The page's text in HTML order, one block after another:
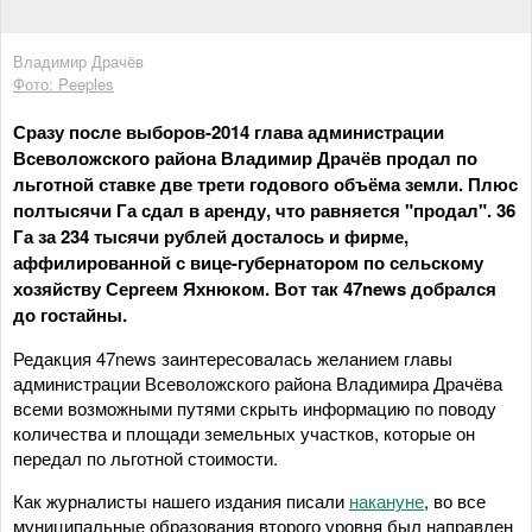
Владимир Драчёв
Фото: Peeples
Сразу после выборов-2014 глава администрации
Всеволожского района Владимир Драчёв продал по
льготной ставке две трети годового объёма земли. Плюс
полтысячи Га сдал в аренду, что равняется "продал". 36
Га за 234 тысячи рублей досталось и фирме,
аффилированной с вице-губернатором по сельскому
хозяйству Сергеем Яхнюком. Вот так 47news добрался
до гостайны.
Редакция 47news заинтересовалась желанием главы
администрации Всеволожского района Владимира Драчёва
всеми возможными путями скрыть информацию по поводу
количества и площади земельных участков, которые он
передал по льготной стоимости.
Как журналисты нашего издания писали накануне, во все
муниципальные образования второго уровня был направлен